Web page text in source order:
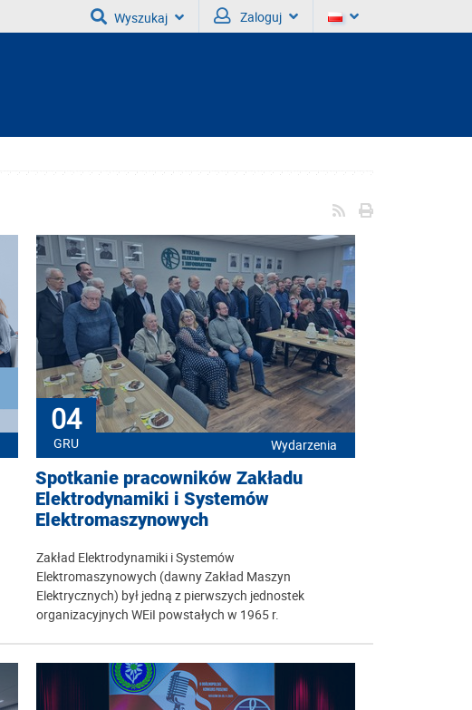
Wyszukaj Zaloguj
04
GRU Wydarzenia
Spotkanie pracowników Zakładu
Elektrodynamiki i Systemów
Elektromaszynowych
Zakład Elektrodynamiki i Systemów
Elektromaszynowych (dawny Zakład Maszyn
Elektrycznych) był jedną z pierwszych jednostek
organizacyjnych WEiI powstałych w 1965 r.